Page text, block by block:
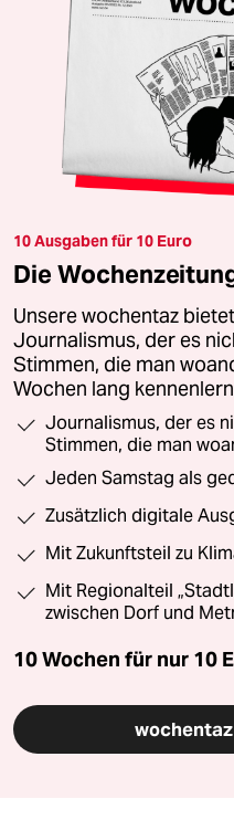
10 Ausgaben für 10 Euro
Die
Unsere wochentaz
Journalismus, der es
Stimmen, die man
Wochen lang
Journalismus, der es
Stimmen, die man
Jeden Samstag als
Zusätzlich digitale
Mit Zukunftsteil zu
Mit Regionalteil
zwischen Dorf und
10 Wochen für nur 10